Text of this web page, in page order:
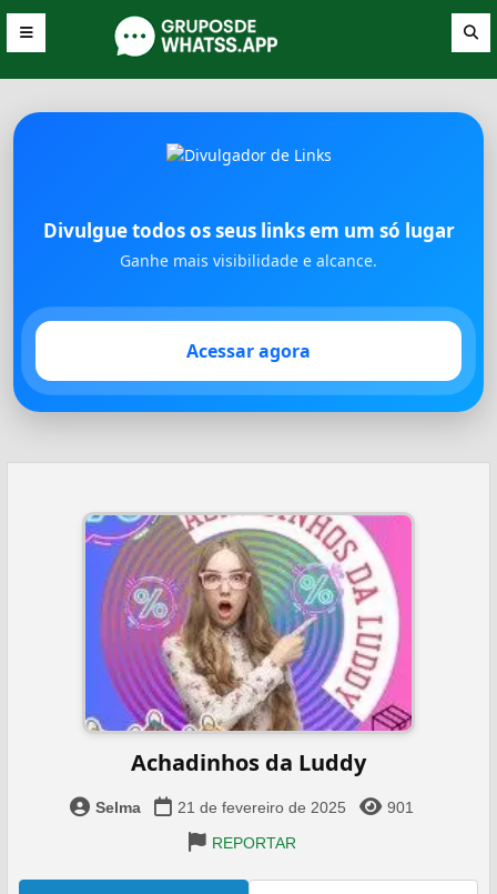
Divulgue todos os seus links em um só lugar
Ganhe mais visibilidade e alcance.
Acessar agora
Achadinhos da Luddy
Selma 21 de fevereiro de 2025
901
REPORTAR